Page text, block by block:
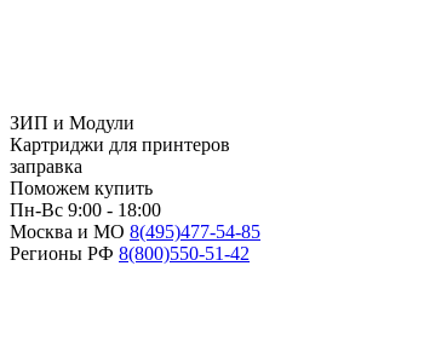
ЗИП и Модули
Картриджи для принтеров
заправка
Поможем купить
Пн-Вс 9:00 - 18:00
Москва и МО 8(495)477-54-85
Регионы РФ 8(800)550-51-42